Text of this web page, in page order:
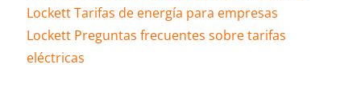
Lockett Tarifas de energía para empresas
Lockett Preguntas frecuentes sobre tarifas
eléctricas